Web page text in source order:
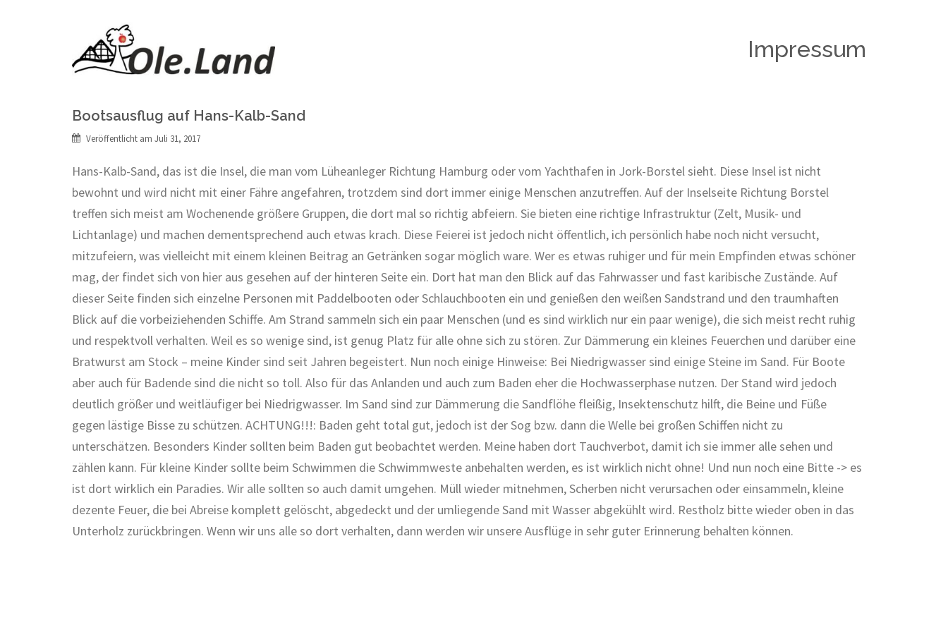
Impressum
Schlagwort:Hunde
Bootsausflug auf Hans-Kalb-Sand
Veröffentlicht am Juli 31, 2017
Hans-Kalb-Sand, das ist die Insel, die man vom Lüheanleger Richtung Hamburg oder vom Yachthafen in Jork-Borstel sieht. Diese Insel ist nicht
bewohnt und wird nicht mit einer Fähre angefahren, trotzdem sind dort immer einige Menschen anzutreffen. Auf der Inselseite Richtung Borstel
treffen sich meist am Wochenende größere Gruppen, die dort mal so richtig abfeiern. Sie bieten eine richtige Infrastruktur (Zelt, Musik- und
Lichtanlage) und machen dementsprechend auch etwas krach. Diese Feierei ist jedoch nicht öffentlich, ich persönlich habe noch nicht versucht,
mitzufeiern, was vielleicht mit einem kleinen Beitrag an Getränken sogar möglich ware. Wer es etwas ruhiger und für mein Empfinden etwas schöner
mag, der findet sich von hier aus gesehen auf der hinteren Seite ein. Dort hat man den Blick auf das Fahrwasser und fast karibische Zustände. Auf
dieser Seite finden sich einzelne Personen mit Paddelbooten oder Schlauchbooten ein und genießen den weißen Sandstrand und den traumhaften
Blick auf die vorbeiziehenden Schiffe. Am Strand sammeln sich ein paar Menschen (und es sind wirklich nur ein paar wenige), die sich meist recht ruhig
und respektvoll verhalten. Weil es so wenige sind, ist genug Platz für alle ohne sich zu stören. Zur Dämmerung ein kleines Feuerchen und darüber eine
Bratwurst am Stock – meine Kinder sind seit Jahren begeistert. Nun noch einige Hinweise: Bei Niedrigwasser sind einige Steine im Sand. Für Boote
aber auch für Badende sind die nicht so toll. Also für das Anlanden und auch zum Baden eher die Hochwasserphase nutzen. Der Stand wird jedoch
deutlich größer und weitläufiger bei Niedrigwasser. Im Sand sind zur Dämmerung die Sandflöhe fleißig, Insektenschutz hilft, die Beine und Füße
gegen lästige Bisse zu schützen. ACHTUNG!!!: Baden geht total gut, jedoch ist der Sog bzw. dann die Welle bei großen Schiffen nicht zu
unterschätzen. Besonders Kinder sollten beim Baden gut beobachtet werden. Meine haben dort Tauchverbot, damit ich sie immer alle sehen und
zählen kann. Für kleine Kinder sollte beim Schwimmen die Schwimmweste anbehalten werden, es ist wirklich nicht ohne! Und nun noch eine Bitte -> es
ist dort wirklich ein Paradies. Wir alle sollten so auch damit umgehen. Müll wieder mitnehmen, Scherben nicht verursachen oder einsammeln, kleine
dezente Feuer, die bei Abreise komplett gelöscht, abgedeckt und der umliegende Sand mit Wasser abgekühlt wird. Restholz bitte wieder oben in das
Unterholz zurückbringen. Wenn wir uns alle so dort verhalten, dann werden wir unsere Ausflüge in sehr guter Erinnerung behalten können.